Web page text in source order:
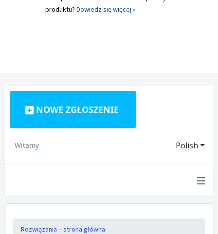
produktu? Dowiedz się więcej »
NOWE ZGŁOSZENIE
Polish
Witamy
Rozwiązania – strona główna